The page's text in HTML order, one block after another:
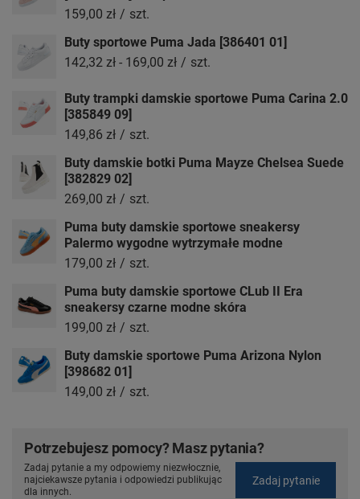
159,00 zł / szt.
Buty sportowe Puma Jada [386401 01]
142,32 zł - 169,00 zł / szt.
Buty trampki damskie sportowe Puma Carina 2.0
[385849 09]
149,86 zł / szt.
Buty damskie botki Puma Mayze Chelsea Suede
[382829 02]
269,00 zł / szt.
Puma buty damskie sportowe sneakersy
Palermo wygodne wytrzymałe modne
179,00 zł / szt.
Puma buty damskie sportowe CLub II Era
sneakersy czarne modne skóra
199,00 zł / szt.
Buty damskie sportowe Puma Arizona Nylon
[398682 01]
149,00 zł / szt.
Potrzebujesz pomocy? Masz pytania?
Zadaj pytanie a my odpowiemy niezwłocznie,
najciekawsze pytania i odpowiedzi publikując
dla innych.
Zadaj pytanie